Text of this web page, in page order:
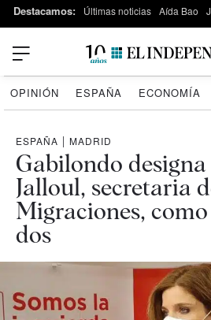
Destacamos: Últimas noticias Aída Bao
OPINIÓN ESPAÑA ECONOMÍA
ESPAÑA | MADRID
Gabilondo
Jalloul, secretaria
Migraciones,
dos